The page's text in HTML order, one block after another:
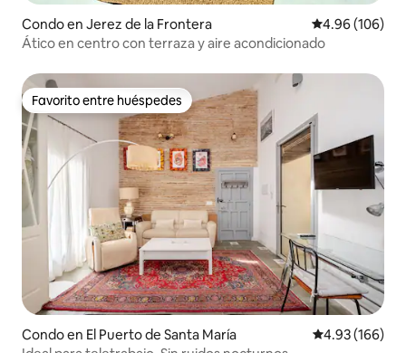
Condo en Jerez de la Frontera Calificación
4.96 (106)
Ático en centro con terraza y aire acondicionado
Favorito entre huéspedes
Favorito entre huéspedes
Condo en El Puerto de Santa María Calificación
4.93 (166)